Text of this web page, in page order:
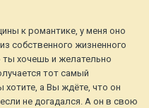
к романтике, у меня оно
собственного жизненного
ты хочешь и желательно
тот самый
хотите, а Вы ждёте, что он
не догадался. А он в свою